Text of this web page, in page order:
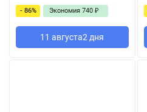
- 86% Экономия 740 ₽
11 августа2 дня